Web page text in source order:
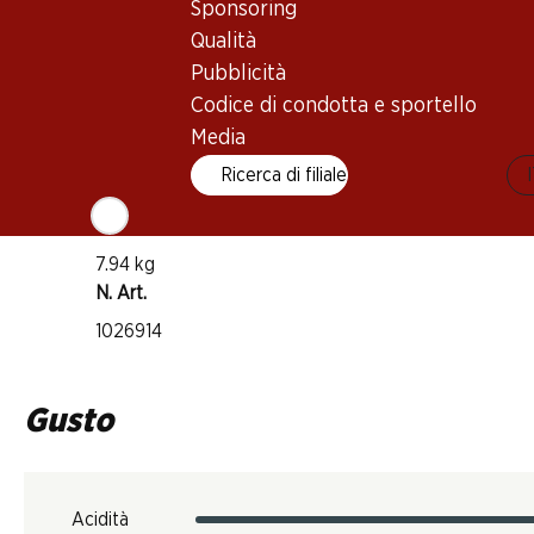
Sponsoring
Qualità
Pubblicità
Codice di condotta e sportello
Media
Ricerca di filiale
Temperatura di beva
10–12°C
Impronta di CO2
7.94 kg
N. Art.
1026914
Gusto
Acidità